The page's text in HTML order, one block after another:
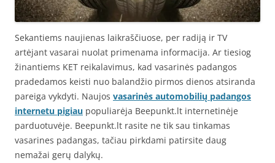
Sekantiems naujienas laikraščiuose, per radiją ir TV
artėjant vasarai nuolat primenama informacija. Ar tiesiog
žinantiems KET reikalavimus, kad vasarinės padangos
pradedamos keisti nuo balandžio pirmos dienos atsiranda
pareiga vykdyti. Naujos vasarinės automobilių padangos
internetu pigiau populiarėja Beepunkt.lt internetinėje
parduotuvėje. Beepunkt.lt rasite ne tik sau tinkamas
vasarines padangas, tačiau pirkdami patirsite daug
nemažai gerų dalykų.